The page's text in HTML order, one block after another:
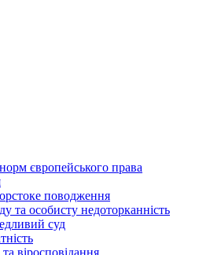
європейського права
поводження
та особисту недоторканність
суд
віросповідання